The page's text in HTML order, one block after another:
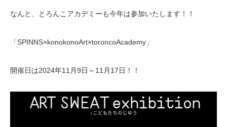
なんと、とろんこアカデミーも今年は参加いたします！！
「SPINNS×konokonoArt×toroncoAcademy」
開催日は2024年11月9日～11月17日！！